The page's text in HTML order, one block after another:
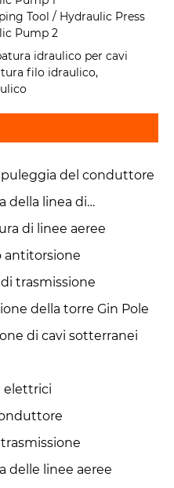
idraulico per cavi
filo idraulico,
del conduttore
della linea di
di linee aeree
antitorsione
trasmissione
della torre Gin Pole
di cavi sotterranei
elettrici
delle linee aeree